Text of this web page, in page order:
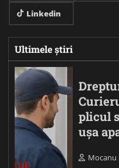
Linkedin
Ultimele știri
plicul
ușa
Mocanu